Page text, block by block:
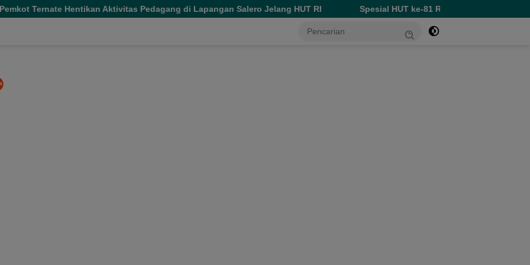
Aktivitas Pedagang di Lapangan Salero Jelang HUT RI Spesial HUT ke-81 RI, Perumda Ake Gaale Diskon